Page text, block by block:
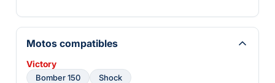
Motos compatibles
Victory
Bomber 150 Shock